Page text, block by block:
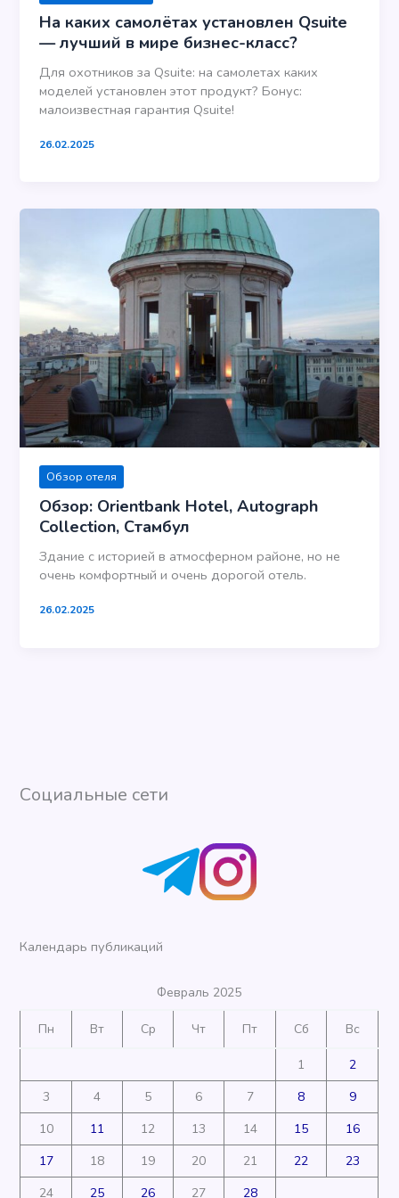
На каких самолётах установлен Qsuite
— лучший в мире бизнес-класс?
Для охотников за Qsuite: на самолетах каких
моделей установлен этот продукт? Бонус:
малоизвестная гарантия Qsuite!
26.02.2025
Обзор отеля
Обзор: Orientbank Hotel, Autograph
Collection, Стамбул
Здание с историей в атмосферном районе, но не
очень комфортный и очень дорогой отель.
26.02.2025
Социальные сети
Календарь публикаций
Февраль 2025
Пн Вт Ср Чт Пт Сб Вс
1
2
3
4 5 6 7 8
9
10
11 12 13 14 15
16
17
18 19 20 21 22
23
24
25 26 27 28